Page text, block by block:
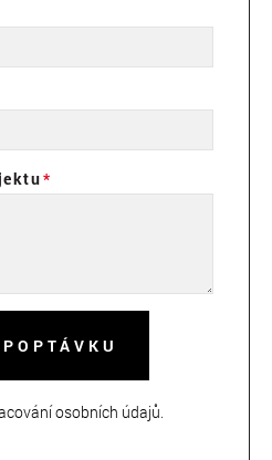
osobních údajů.